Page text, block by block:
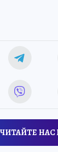
ЧИТАЙТЕ НАС